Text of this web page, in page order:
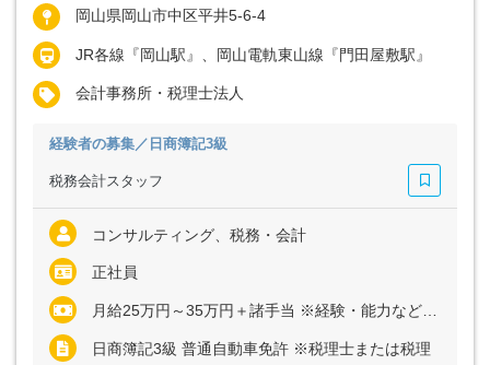
岡山県岡山市中区平井5-6-4
JR各線『岡山駅』、岡山電軌東山線『門田屋敷駅』
会計事務所・税理士法人
経験者の募集／日商簿記3級
税務会計スタッフ
コンサルティング、税務・会計
正社員
月給25万円～35万円＋諸手当 ※経験・能力など考慮の上、決定いたします ※残業代は全額支給
日商簿記3級 普通自動車免許 ※税理士または税理